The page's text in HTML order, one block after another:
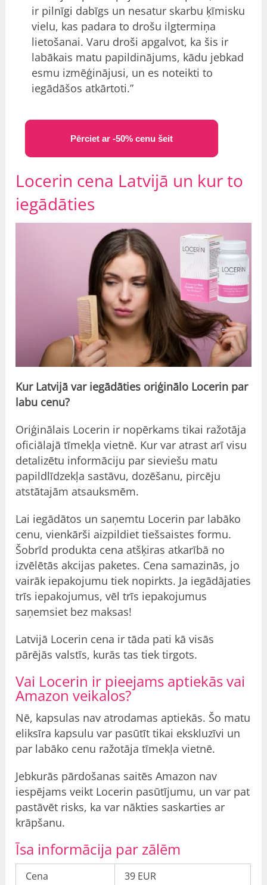
ir pilnīgi dabīgs un nesatur skarbu ķīmisku
vielu, kas padara to drošu ilgtermiņa
lietošanai. Varu droši apgalvot, ka šis ir
labākais matu papildinājums, kādu jebkad
esmu izmēģinājusi, un es noteikti to
iegādāšos atkārtoti.”
Pērciet ar -50% cenu šeit
Locerin cena Latvijā un kur to
iegādāties
Kur Latvijā var iegādāties oriģinālo Locerin par
labu cenu?
Oriģinālais Locerin ir nopērkams tikai ražotāja
oficiālajā tīmekļa vietnē. Kur var atrast arī visu
detalizētu informāciju par sieviešu matu
papildlīdzekļa sastāvu, dozēšanu, pircēju
atstātajām atsauksmēm.
Lai iegādātos un saņemtu Locerin par labāko
cenu, vienkārši aizpildiet tiešsaistes formu.
Šobrīd produkta cena atšķiras atkarībā no
izvēlētās akcijas paketes. Cena samazinās, jo
vairāk iepakojumu tiek nopirkts. Ja iegādājaties
trīs iepakojumus, vēl trīs iepakojumus
saņemsiet bez maksas!
Latvijā Locerin cena ir tāda pati kā visās
pārējās valstīs, kurās tas tiek tirgots.
Vai Locerin ir pieejams aptiekās vai
Amazon veikalos?
Nē, kapsulas nav atrodamas aptiekās. Šo matu
eliksīra kapsulu var pasūtīt tikai ekskluzīvi un
par labāko cenu ražotāja tīmekļa vietnē.
Jebkurās pārdošanas saitēs Amazon nav
iespējams veikt Locerin pasūtījumu, un var pat
pastāvēt risks, ka var nākties saskarties ar
krāpšanu.
Īsa informācija par zālēm
Cena
39 EUR